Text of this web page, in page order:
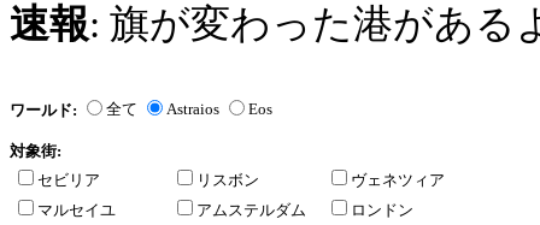
速報: 旗が変わった港がある
ワールド: 全て Astraios Eos
対象街:
セビリア
リスボン
ヴェネツィア
マルセイユ
アムステルダム
ロンドン